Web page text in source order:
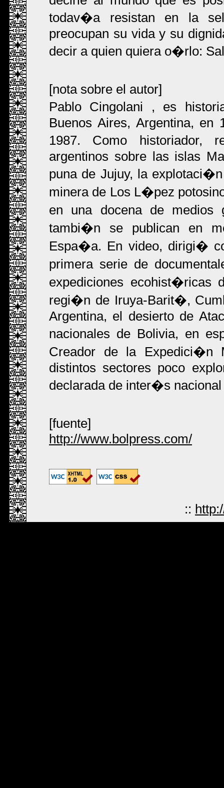
todav�a resistan en la
preocupan su vida y su
decir a quien quiera o�rlo:
[nota sobre el autor]
Pablo Cingolani , es
Buenos Aires, Argentina,
1987. Como historiador,
argentinos sobre las islas
puna de Jujuy, la
minera de Los L�pez
en una docena de
tambi�n se publican en
Espa�a. En video, dirigi�
primera serie de
expediciones ecohist�ricas
regi�n de Iruya-Barit�,
Argentina, el desierto de
nacionales de Bolivia, en
Creador de la
distintos sectores poco
declarada de inter�s
[fuente]
http://www.bolpress.com/
::